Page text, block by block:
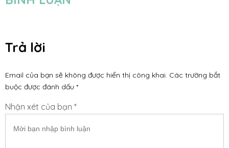
Trả lời
Email của bạn sẽ không được hiển thị công khai. Các trường bắt
buộc được đánh dấu *
Nhận xét của bạn *